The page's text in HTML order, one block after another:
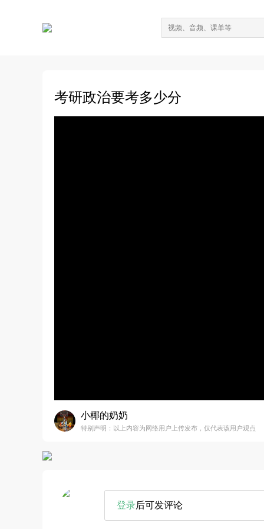
考研政治要考多少分
小椰的奶奶
特别声明：以上内容为网络用户上传发布，仅代表该用户观点
登录后可发评论